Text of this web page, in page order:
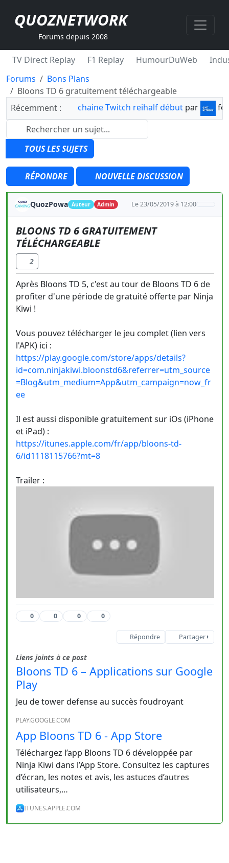
QUOZNETWORK
Forums depuis 2008
TV Direct Replay F1 Replay HumourDuWeb
Forums
Bons Plans
Bloons TD 6 gratuitement téléchargeable
Récemment :
chaine Twitch reihalf début par
TOUS LES SUJETS
RÉPONDRE NOUVELLE DISCUSSION
QuozPowa Auteur Admin Le 23/05/2019 à 12:00
BLOONS TD 6 GRATUITEMENT
TÉLÉCHARGEABLE
2
Après Bloons TD 5, c'est au tour de Bloons TD 6 de
profiter d'une période de gratuité offerte par Ninja
Kiwi !
Vous pouvez télécharger le jeu complet (lien vers
l'APK) ici :
https://play.google.com/store/apps/details?
id=com.ninjakiwi.bloonstd6&referrer=utm_source
=Blog&utm_medium=App&utm_campaign=now_fr
ee
Il est aussi disponible gratuitement sur iOs (iPhone
et iPad) :
https://itunes.apple.com/fr/app/bloons-td-
6/id1118115766?mt=8
Trailer :
0 0 0 0
Répondre Partager
Liens joints à ce post
Bloons TD 6 – Applications sur Google
Play
Jeu de tower defense au succès foudroyant
PLAY.GOOGLE.COM
App Bloons TD 6 - App Store
Téléchargez l’app Bloons TD 6 développée par
Ninja Kiwi dans l’App Store. Consultez les captures
d’écran, les notes et avis, les astuces d’autres
utilisateurs,…
ITUNES.APPLE.COM